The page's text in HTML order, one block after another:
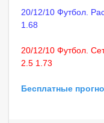
20/12/10 Футбол.
1.68
20/12/10 Футбол.
2.5 1.73
Бесплатные